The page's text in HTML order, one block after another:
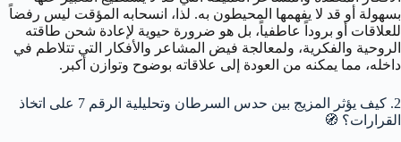
بسهولة أو قد لا يفهمها المحيطون به. لذا، انسحابه المؤقت ليس رفضاً
للعلاقات أو بروداً عاطفياً، بل هو ضرورة حيوية لإعادة شحن طاقته
الروحية والفكرية، ولمعالجة فيض المشاعر والأفكار التي تتلاطم في
داخله، مما يمكنه من العودة إلى علاقاته بوضوح وتوازن أكبر.
2. كيف يؤثر المزيج بين حدس السرطان وتحليلية الرقم 7 على اتخاذ
القرارات؟ 🧭